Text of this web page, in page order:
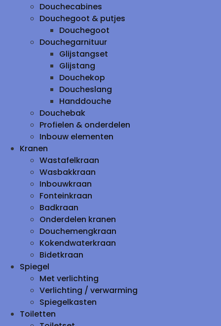
Douchecabines
Douchegoot & putjes
Douchegoot
Douchegarnituur
Glijstangset
Glijstang
Douchekop
Doucheslang
Handdouche
Douchebak
Profielen & onderdelen
Inbouw elementen
Kranen
Wastafelkraan
Wasbakkraan
Inbouwkraan
Fonteinkraan
Badkraan
Onderdelen kranen
Douchemengkraan
Kokendwaterkraan
Bidetkraan
Spiegel
Met verlichting
Verlichting / verwarming
Spiegelkasten
Toiletten